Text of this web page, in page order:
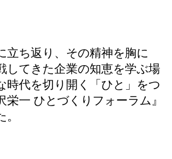
立ち返り、その精神を胸に
してきた企業の知恵を学ぶ場
時代を切り開く「ひと」をつ
栄一 ひとづくりフォーラム』